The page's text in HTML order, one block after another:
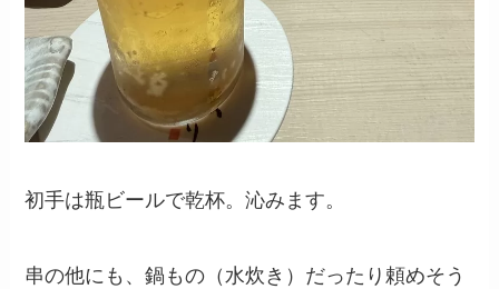
初手は瓶ビールで乾杯。沁みます。
串の他にも、鍋もの（水炊き）だったり頼めそう